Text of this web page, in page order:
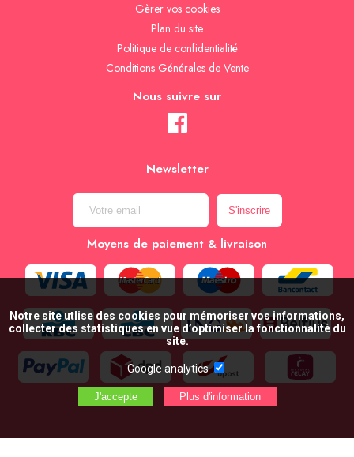
Gèrer vos cookies
Plan du site
Politique de confidentialité
Conditions Générales de Vente
Nous suivre sur
Newsletter
Moyens de paiement & livraison
Notre site utlise des cookies pour mémoriser vos informations,
collecter des statistiques en vue d’optimiser la fonctionnalité du
site.
Google analytics